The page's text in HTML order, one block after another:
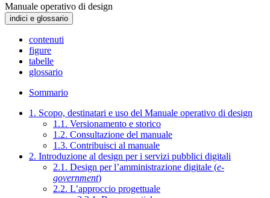
Manuale operativo di design
indici e glossario
contenuti
figure
tabelle
glossario
Sommario
1. Scopo, destinatari e uso del Manuale operativo di design
1.1. Versionamento e storico
1.2. Consultazione del manuale
1.3. Contribuisci al manuale
2. Introduzione al design per i servizi pubblici digitali
2.1. Design per l’amministrazione digitale (e-
government)
2.2. L’approccio progettuale